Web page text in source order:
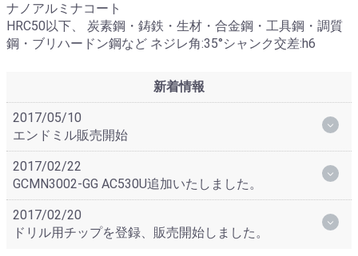
ナノアルミナコート
HRC50以下、 炭素鋼・鋳鉄・生材・合金鋼・工具鋼・調質
鋼・ブリハードン鋼など ネジレ角:35°シャンク交差:h6
新着情報
2017/05/10
エンドミル販売開始
2017/02/22
GCMN3002-GG AC530U追加いたしました。
2017/02/20
ドリル用チップを登録、販売開始しました。